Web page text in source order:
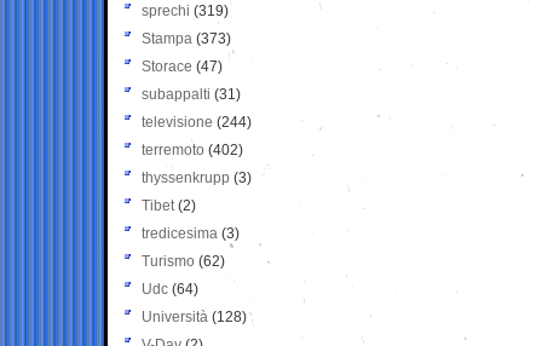
sprechi (319)
Stampa (373)
Storace (47)
subappalti (31)
televisione(244)
terremoto (402)
thyssenkrupp (3)
Tibet(2)
tredicesima (3)
Turismo (62)
Udc (64)
Università (128)